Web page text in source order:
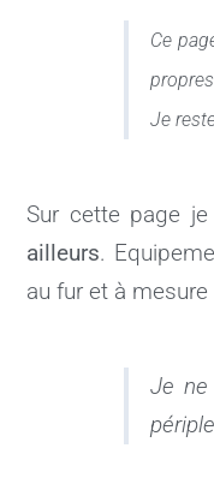
p
Ce
Je
Sur cette page
ailleurs.
au fur et à
Je ne